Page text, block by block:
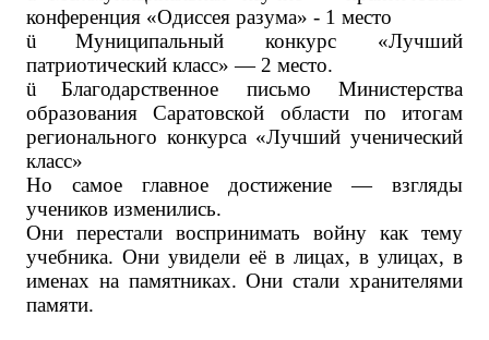
конференция «Одиссея разума» - 1 место
ü
Муниципальный конкурс «Лучший
патриотический класс» — 2 место.
ü
Благодарственное письмо Министерства
образования Саратовской области по итогам
регионального конкурса «Лучший ученический
класс»
Но самое главное достижение — взгляды
учеников изменились.
Они перестали воспринимать войну как тему
учебника. Они увидели её в лицах, в улицах, в
именах на памятниках. Они стали хранителями
памяти.